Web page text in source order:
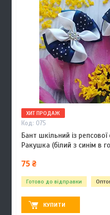
ХИТ ПРОДАЖ
075
Бант шкільний із репсової
Ракушка (білий з синім в
75 ₴
Готово до відправки
КУПИТИ